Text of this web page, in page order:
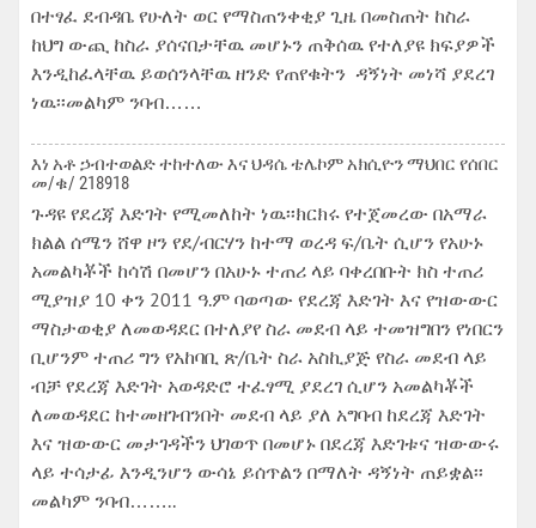
በተፃፈ ደብዳቤ የሁለት ወር የማስጠንቀቂያ ጊዜ በመስጠት ከስራ
ከህግ ውጪ ከስራ ያሰናበታቸዉ መሆኑን ጠቅሰዉ የተለያዩ ክፍያዎች
እንዲከፈላቸዉ ይወሰንላቸዉ ዘንድ የጠየቁትን ዳኝነት መነሻ ያደረገ
ነዉ፡፡መልካም ንባብ……
እነ አቶ ኃብተወልድ ተከተለው እና ህዳሴ ቴሌኮም አክሲዮን ማህበር የሰበር
መ/ቁ/ 218918
ጉዳዩ የደረጃ እድገት የሚመለከት ነዉ፡፡ክርክሩ የተጀመረው በአማራ
ክልል ሰሜን ሸዋ ዞን የደ/ብርሃን ከተማ ወረዳ ፍ/ቤት ሲሆን የአሁኑ
አመልካቾች ከሳሽ በመሆን በአሁኑ ተጠሪ ላይ ባቀረበቡት ክስ ተጠሪ
ሚያዝያ 10 ቀን 2011 ዓ.ም ባወጣው የደረጃ እድገት እና የዝውውር
ማስታወቂያ ለመወዳደር በተለያየ ስራ መደብ ላይ ተመዝግበን የነበርን
ቢሆንም ተጠሪ ግን የአከባቢ ጽ/ቤት ስራ አስኪያጅ የስራ መደብ ላይ
ብቻ የደረጃ እድገት አወዳድሮ ተፈፃሚ ያደረገ ሲሆን አመልካቾች
ለመወዳደር ከተመዘገብንበት መደብ ላይ ያለ አግባብ ከደረጃ እድገት
እና ዝውውር መታገዳችን ህገወጥ በመሆኑ በደረጃ እድገቱና ዝውውሩ
ላይ ተሳታፊ እንዲንሆን ውሳኔ ይሰጥልን በማለት ዳኝነት ጠይቋል፡፡
መልካም ንባብ……..